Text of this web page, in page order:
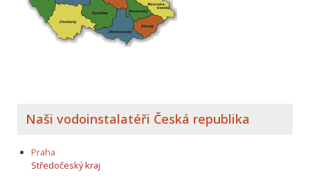
Naši vodoinstalatéři Česká republika
Praha
Středočeský kraj